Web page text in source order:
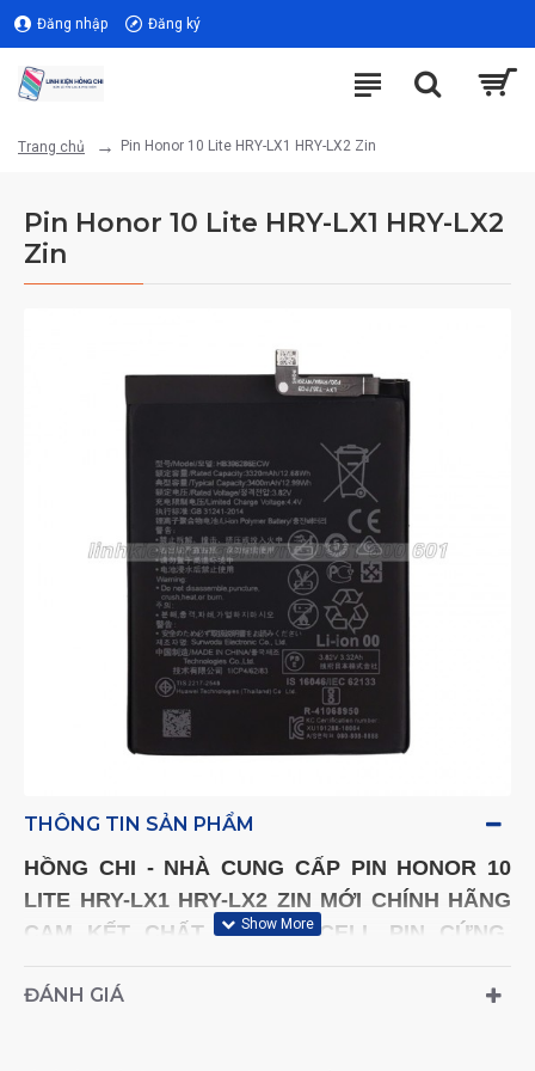
Đăng nhập Đăng ký
Trang chủ Pin Honor 10 Lite HRY-LX1 HRY-LX2 Zin
Pin Honor 10 Lite HRY-LX1 HRY-LX2
Zin
THÔNG TIN SẢN PHẨM
HỒNG CHI - NHÀ CUNG CẤP PIN HONOR 10
LITE HRY-LX1 HRY-LX2 ZIN MỚI CHÍNH HÃNG
CAM KẾT CHẤT LƯỢNG,CELL PIN CỨNG,
ĐÁNH GIÁ